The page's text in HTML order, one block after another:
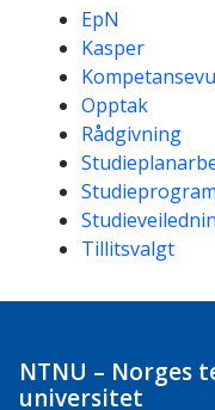
Kompetanseord
EpN
Kasper
Opptak
Rådgivning
Tillitsvalgt
NTNU – Norges
universitet